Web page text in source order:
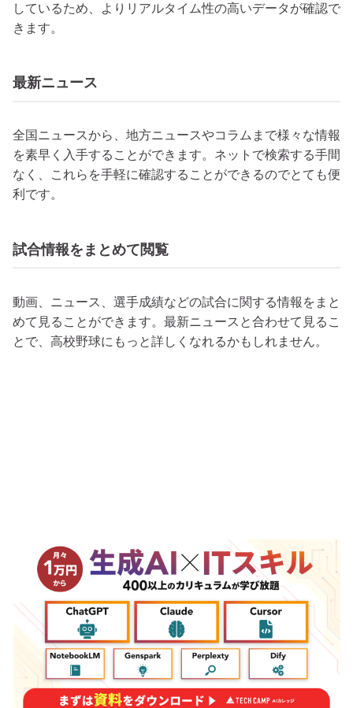
しているため、よりリアルタイム性の高いデータが確認で
きます。
最新ニュース
全国ニュースから、地方ニュースやコラムまで様々な情報
を素早く入手することができます。ネットで検索する手間
なく、これらを手軽に確認することができるのでとても便
利です。
試合情報をまとめて閲覧
動画、ニュース、選手成績などの試合に関する情報をまと
めて見ることができます。最新ニュースと合わせて見るこ
とで、高校野球にもっと詳しくなれるかもしれません。